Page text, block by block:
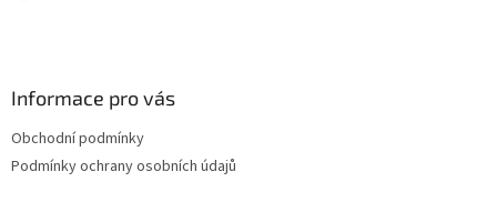
Informace pro vás
Obchodní podmínky
Podmínky ochrany osobních údajů